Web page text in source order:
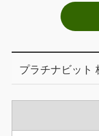
税金について
運営会社
プラチナビット